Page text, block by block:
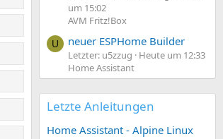
um 15:02
AVM Fritz!Box
U neuer ESPHome Builder
Letzter: u5zzug
Heute um 12:33
Home Assistant
Letzte Anleitungen
Home Assistant - Alpine Linux